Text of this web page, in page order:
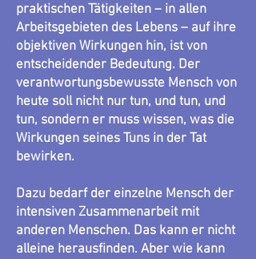
praktischen Tätigkeiten – in allen
Arbeitsgebieten des Lebens – auf ihre
objektiven Wirkungen hin, ist von
entscheidender Bedeutung. Der
verantwortungs­bewusste Mensch von
heute soll nicht nur tun, und tun, und
tun, sondern er muss wissen, was die
Wirkungen seines Tuns in der Tat
bewirken.
Dazu bedarf der einzelne Mensch der
intensiven Zusammenarbeit mit
anderen Menschen. Das kann er nicht
alleine herausfinden. Aber wie kann